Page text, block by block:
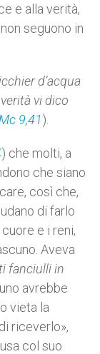
e alla verità,
seguono in
d’acqua
vi dico
Mc 9,41).
) che molti, a
che siano
così che,
di farlo
e i reni,
Aveva
fanciulli in
avrebbe
vieta la
riceverlo»,
col suo